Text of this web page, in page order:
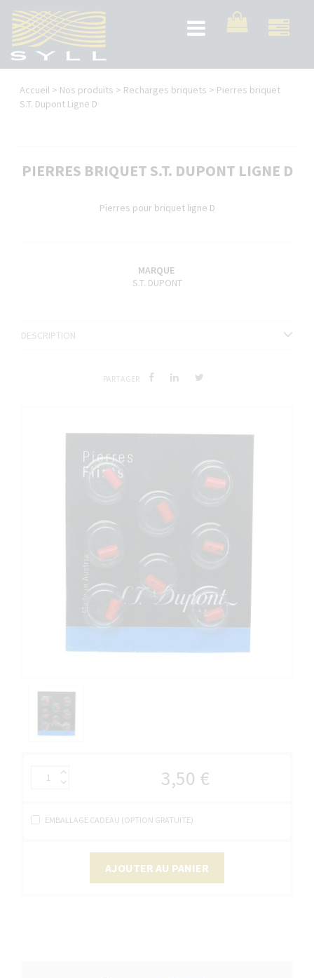
contenu
principal
Toggle
navigation
Vous
êtes
Accueil > Nos produits > Recharges briquets > Pierres briquet
S.T. Dupont Ligne D
PIERRES BRIQUET S.T. DUPONT LIGNE D
Pierres pour briquet ligne D
MARQUE
S.T. DUPONT
DESCRIPTION
PARTAGER
3,50 €
EMBALLAGE CADEAU (OPTION GRATUITE)
AJOUTER AU PANIER